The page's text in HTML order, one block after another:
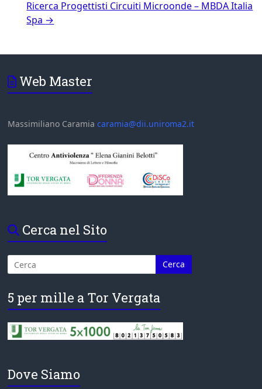
Ricerca Progettisti Circuiti Microonde – MBDA Italia
Spa →
Web Master
Massimiliano Caramiacaramia@dii.uniroma2.it
Cerca nel Sito
5 per mille a Tor Vergata
Dove Siamo